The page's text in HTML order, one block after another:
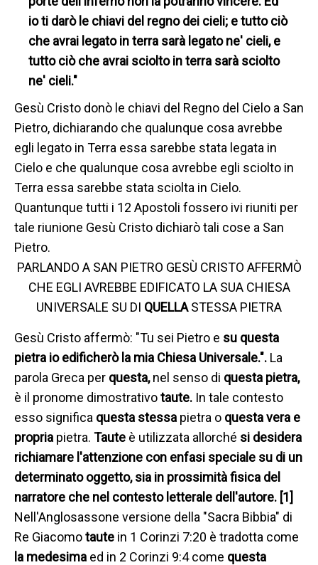
io ti darò le chiavi del regno dei cieli; e tutto ciò
che avrai legato in terra sarà legato ne' cieli, e
tutto ciò che avrai sciolto in terra sarà sciolto
ne' cieli."
Gesù Cristo donò le chiavi del Regno del Cielo a San
Pietro, dichiarando che qualunque cosa avrebbe
egli legato in Terra essa sarebbe stata legata in
Cielo e che qualunque cosa avrebbe egli sciolto in
Terra essa sarebbe stata sciolta in Cielo.
Quantunque tutti i 12 Apostoli fossero ivi riuniti per
tale riunione Gesù Cristo dichiarò tali cose a San
Pietro.
PARLANDO A SAN PIETRO GESÙ CRISTO AFFERMÒ
CHE EGLI AVREBBE EDIFICATO LA SUA CHIESA
UNIVERSALE SU DI QUELLASTESSA PIETRA
Gesù Cristo affermò: "Tu sei Pietro e su questa
pietra io edificherò la mia Chiesa Universale.". La
parola Greca per questa,nel senso di questa pietra,
è il pronome dimostrativotaute. In tale contesto
esso significa questa stessa pietra o questa vera e
propria pietra. Taute è utilizzata allorché si desidera
richiamare l'attenzione con enfasi speciale su di un
determinato oggetto, sia in prossimità fisica del
narratore che nel contesto letterale dell'autore. [1]
Nell'Anglosassone versione della "Sacra Bibbia" di
Re Giacomotaute in 1 Corinzi 7:20 è tradotta come
la medesima ed in 2 Corinzi 9:4 come questa